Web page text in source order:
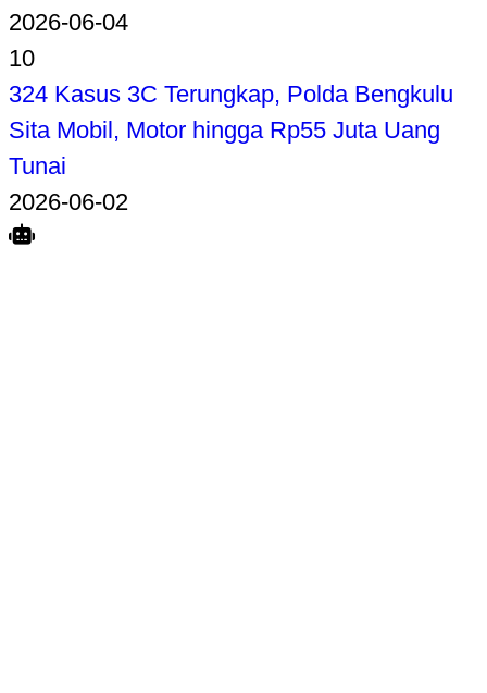
2026-06-04
10
324 Kasus 3C Terungkap, Polda Bengkulu
Sita Mobil, Motor hingga Rp55 Juta Uang
Tunai
2026-06-02